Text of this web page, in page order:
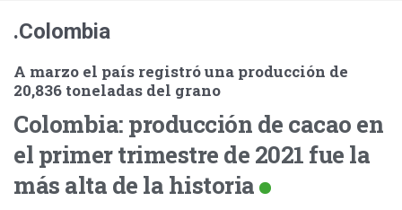
.Colombia
A marzo el país registró una producción de
20,836 toneladas del grano
Colombia: producción de cacao en
el primer trimestre de 2021 fue la
más alta de la historia